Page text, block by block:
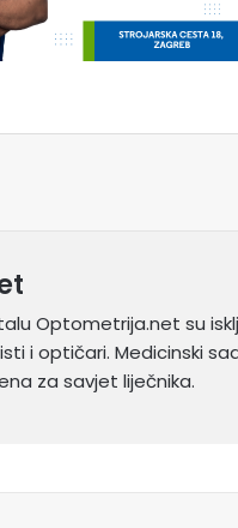
Optometrija.net su
i optičari. Medicinski
za savjet liječnika.